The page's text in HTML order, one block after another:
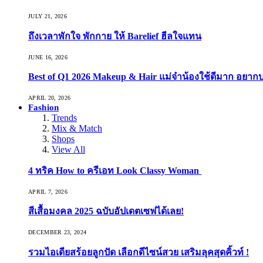
JULY 21, 2026
ถึงเวลาพักใจ พักกาย ให้ Barelief ฮีลใจแทน
JUNE 16, 2026
Best of Q1 2026 Makeup & Hair แม่จ๋าน้องใช้ดีมาก อยาก
APRIL 20, 2026
Fashion
Trends
Mix & Match
Shops
View All
4 ทริค How to ครีเอท Look Classy Woman
APRIL 7, 2026
สีเสื้อมงคล 2025 ฉบับอัปเดตเซฟได้เลย!
DECEMBER 23, 2024
รวมไอเดียสร้อยลูกปัด เลือกดีไซน์สวย เสริมลุคสุดคิ้วท์ !